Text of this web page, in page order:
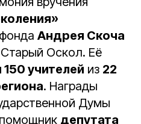
Андрея Скоча
Старый Оскол. Её
150 учителей из 22
. Награды
Думы
депутата